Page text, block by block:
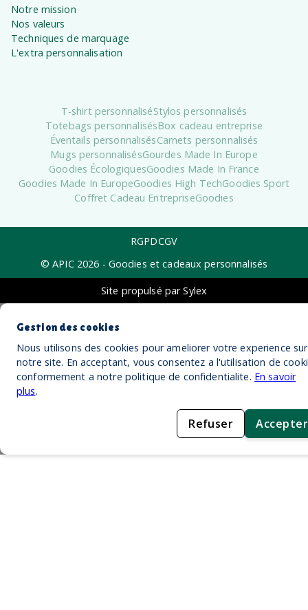
Notre mission
Nos valeurs
Techniques de marquage
L'extra personnalisation
T-shirt personnaliséStylos personnalisés
Totebags personnalisésBox cadeau entreprise
Éventails personnalisésCarnets personnalisés
Mugs personnalisésGourdes Made In Europe
Goodies ÉcologiquesGoodies Made In France
Goodies Made In EuropeGoodies High TechGoodies Sport
Coffret Cadeau EntrepriseGoodies
RGPDCGV
© APIC 2026 - Goodies et cadeaux personnalisés
Site propulsé par Sylex
Gestion des cookies
Nous utilisons des cookies pour ameliorer votre experience sur
notre site. En acceptant, vous consentez a l'utilisation de
conformement a notre politique de confidentialite. En savoir
plus.
Refuser Accepter